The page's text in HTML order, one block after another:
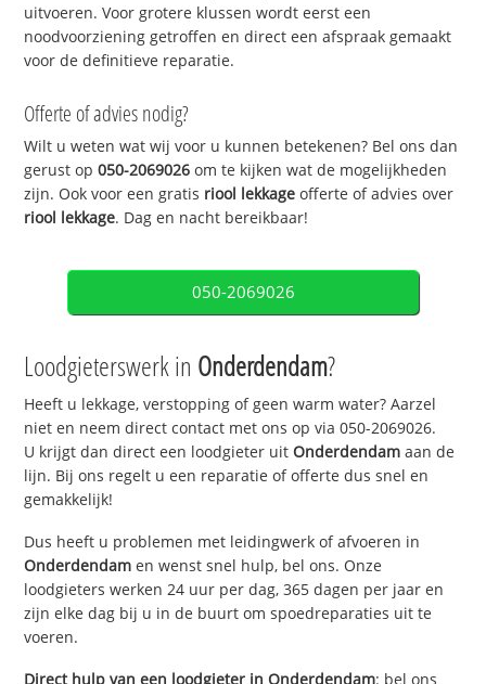
uitvoeren. Voor grotere klussen wordt eerst een
noodvoorziening getroffen en direct een afspraak gemaakt
voor de definitieve reparatie.
Offerte of advies nodig?
Wilt u weten wat wij voor u kunnen betekenen? Bel ons dan
gerust op050-2069026 om te kijken wat de mogelijkheden
zijn. Ook voor een gratis riool lekkage offerte of advies over
riool lekkage. Dag en nacht bereikbaar!
050-2069026
Loodgieterswerk in Onderdendam?
Heeft u lekkage, verstopping of geen warm water? Aarzel
niet en neem direct contact met ons op via 050-2069026.
U krijgt dan direct een loodgieter uitOnderdendam aan de
lijn. Bij ons regelt u een reparatie of offerte dus snel en
gemakkelijk!
Dus heeft u problemen met leidingwerk of afvoeren in
Onderdendam en wenst snel hulp, bel ons. Onze
loodgieters werken 24 uur per dag, 365 dagen per jaar en
zijn elke dag bij u in de buurt om spoedreparaties uit te
voeren.
Direct hulp van een loodgieter inOnderdendam: bel ons